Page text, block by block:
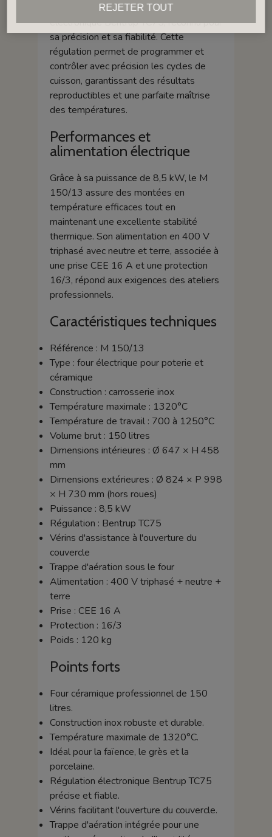
Le four est équipé du régulateur
électronique Bentrup TC75, reconnu pour
sa précision et sa fiabilité. Cette
régulation permet de programmer et
contrôler avec précision les cycles de
cuisson, garantissant des résultats
reproductibles et une parfaite maîtrise
des températures.
Performances et
alimentation électrique
Grâce à sa puissance de 8,5 kW, le M
150/13 assure des montées en
température efficaces tout en
maintenant une excellente stabilité
thermique. Son alimentation en 400 V
triphasé avec neutre et terre, associée à
une prise CEE 16 A et une protection
16/3, répond aux exigences des ateliers
professionnels.
Caractéristiques techniques
Référence : M 150/13
Type : four électrique pour poterie et
céramique
Construction : carrosserie inox
Température maximale : 1320°C
Température de travail : 700 à 1250°C
Volume brut : 150 litres
Dimensions intérieures : Ø 647 × H 458
mm
Dimensions extérieures : Ø 824 × P 998
× H 730 mm (hors roues)
Puissance : 8,5 kW
Régulation : Bentrup TC75
Vérins d'assistance à l'ouverture du
couvercle
Trappe d'aération sous le four
Alimentation : 400 V triphasé + neutre +
terre
Prise : CEE 16 A
Protection : 16/3
Poids : 120 kg
Points forts
Four céramique professionnel de 150
litres.
Construction inox robuste et durable.
Température maximale de 1320°C.
Idéal pour la faïence, le grès et la
porcelaine.
Régulation électronique Bentrup TC75
précise et fiable.
Vérins facilitant l'ouverture du couvercle.
Trappe d'aération intégrée pour une
REJETER TOUT